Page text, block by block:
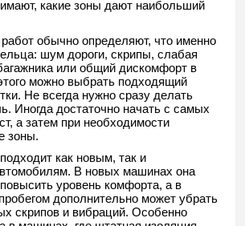
какие зоны дают наибольший
обычно определяют, что именно
шум дороги, скрипы, слабая
или общий дискомфорт в
можно выбрать подходящий
Не всегда нужно сразу делать
Иногда достаточно начать с самых
а затем при необходимости
зоны.
как новым, так и
В новых машинах она
уровень комфорта, а в
дополнительно может убрать
скрипов и вибраций. Особенно